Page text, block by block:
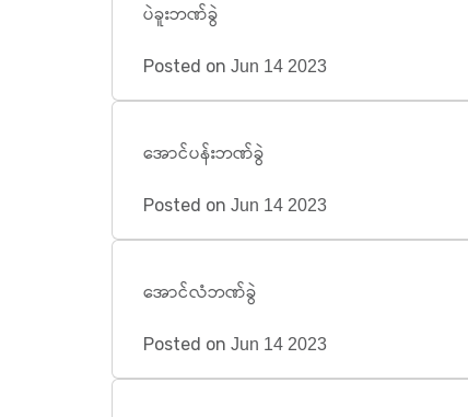
ပဲခူးဘဏ်ခွဲ
Posted on Jun 14 2023
အောင်ပန်းဘဏ်ခွဲ
Posted on Jun 14 2023
အောင်လံဘဏ်ခွဲ
Posted on Jun 14 2023